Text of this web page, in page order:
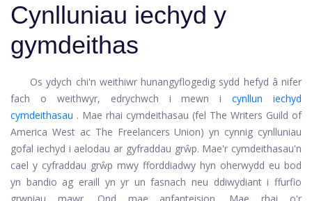
Cynlluniau iechyd y
gymdeithas
Os ydych chi'n weithiwr hunangyflogedig sydd hefyd â nifer
fach o weithwyr, edrychwch i mewn i
cynllun iechyd
cymdeithasau . Mae rhai cymdeithasau (fel The Writers Guild of
America West ac The Freelancers Union) yn cynnig cynlluniau
gofal iechyd i aelodau ar gyfraddau grŵp. Mae'r cymdeithasau'n
cael y cyfraddau grŵp mwy fforddiadwy hyn oherwydd eu bod
yn bandio ag eraill yn yr un fasnach neu ddiwydiant i ffurfio